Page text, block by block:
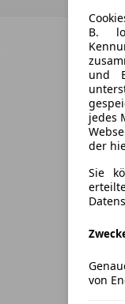
B.
und
jedes
der
Sie
von